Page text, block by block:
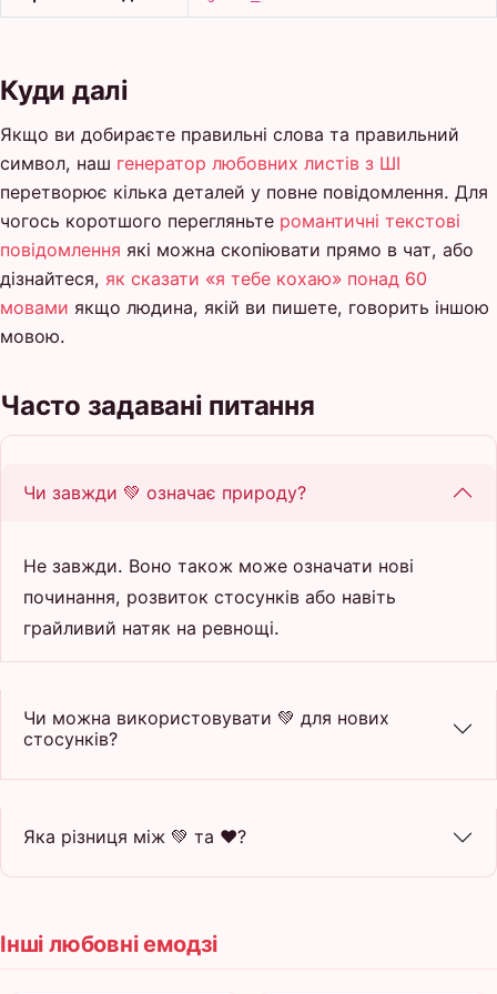
Куди далі
Якщо ви добираєте правильні слова та правильний
символ, наш генератор любовних листів з ШІ
перетворює кілька деталей у повне повідомлення. Для
чогось коротшого перегляньте романтичні текстові
повідомлення які можна скопіювати прямо в чат, або
дізнайтеся, як сказати «я тебе кохаю» понад 60
мовами якщо людина, якій ви пишете, говорить іншою
мовою.
Часто задавані питання
Чи завжди 💚 означає природу?
Не завжди. Воно також може означати нові
починання, розвиток стосунків або навіть
грайливий натяк на ревнощі.
Чи можна використовувати 💚 для нових
стосунків?
Яка різниця між 💚 та ❤️?
Інші любовні емодзі